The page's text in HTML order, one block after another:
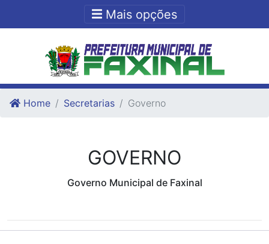
Ir para o fim do conteudo
Mais opções
Home Secretarias Governo
GOVERNO
Governo Municipal de Faxinal